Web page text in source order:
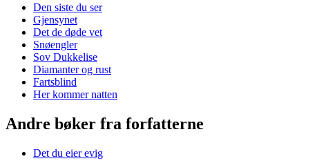
Den siste du ser
Gjensynet
Det de døde vet
Snøengler
Sov Dukkelise
Diamanter og rust
Fartsblind
Her kommer natten
Andre bøker fra forfatterne
Det du eier evig